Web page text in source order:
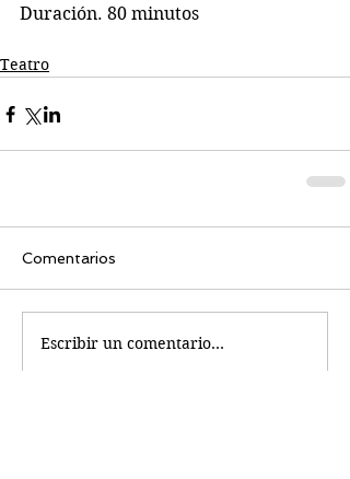
Duración. 80 minutos
Teatro
Comentarios
Escribir un comentario...